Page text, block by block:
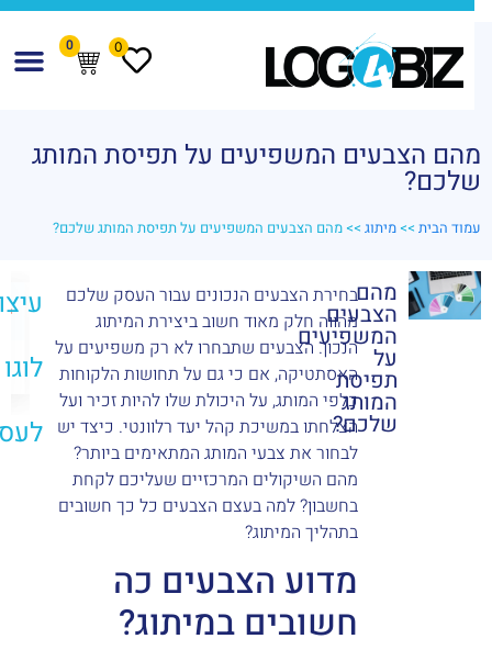
0
הצבעים המשפיעים על תפיסת המותג
הבית>> מיתוג>> מהם הצבעים המשפיעים על תפיסת המותג שלכם?
מהם
הצבעים
המשפיעים
על
תפיסת
המותג
שלכם?
בחירת הצבעים הנכונים עבור העסק שלכם
מהווה חלק מאוד חשוב ביצירת המיתוג
הנכון. הצבעים שתבחרו לא רק משפיעים על
האסתטיקה, אם כי גם על תחושות הלקוחות
כלפי המותג, על היכולת שלו להיות זכיר ועל
הצלחתו במשיכת קהל יעד רלוונטי. כיצד יש
לבחור את צבעי המותג המתאימים ביותר?
מהם השיקולים המרכזיים שעליכם לקחת
בחשבון? למה בעצם הצבעים כל כך חשובים
בתהליך המיתוג?
מדוע הצבעים כה
חשובים במיתוג?
עיצוב
לוגו
לעסק